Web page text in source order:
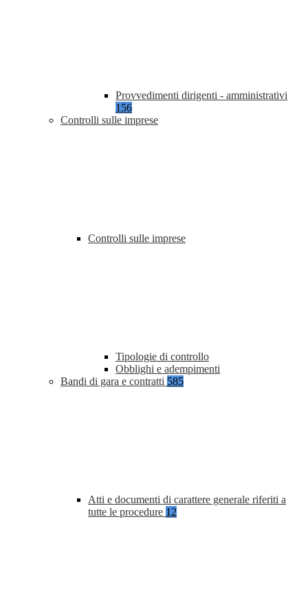
Provvedimenti dirigenti - amministrativi
156
Controlli sulle imprese
Controlli sulle imprese
Tipologie di controllo
Obblighi e adempimenti
Bandi di gara e contratti 585
Atti e documenti di carattere generale riferiti a
tutte le procedure 12